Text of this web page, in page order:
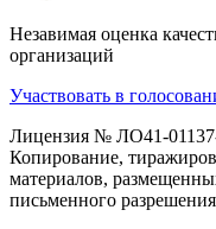
Незавимая оценка
организаций
Участвовать в
Лицензия № ЛО41-01137-
Копирование,
материалов,
письменного